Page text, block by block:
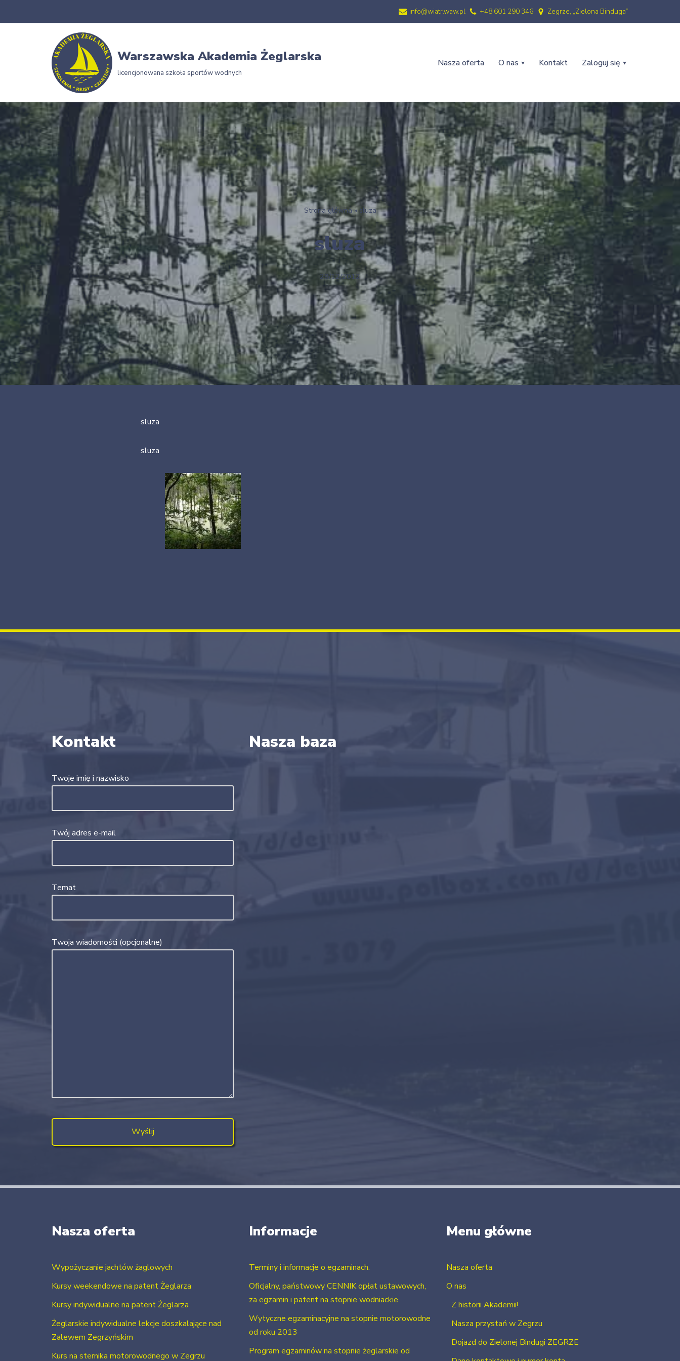
info@wiatr.waw.pl +48 601 290 346 Zegrze, „Zielona Binduga”
Warszawska Akademia Żeglarska
licencjonowana szkoła sportów wodnych
Nasza oferta O nas Kontakt Zaloguj się
Strona główna» sluza
sluza
29/12/2012
sluza
sluza
Kontakt
Twoje imię i nazwisko
Twój adres e-mail
Temat
Twoja wiadomości (opcjonalne)
Nasza baza
Nasza oferta
Wypożyczanie jachtów żaglowych
Kursy weekendowe na patent Żeglarza
Kursy indywidualne na patent Żeglarza
Żeglarskie indywidualne lekcje doszkalające nad
Zalewem Zegrzyńskim
Kurs na sternika motorowodnego w Zegrzu
Informacje
Terminy i informacje o egzaminach.
Oficjalny, państwowy CENNIK opłat ustawowych,
za egzamin i patent na stopnie wodniackie
Wytyczne egzaminacyjne na stopnie motorowodne
od roku 2013
Program egzaminów na stopnie żeglarskie od
Menu główne
Nasza oferta
O nas
Z historii Akademii!
Nasza przystań w Zegrzu
Dojazd do Zielonej Bindugi ZEGRZE